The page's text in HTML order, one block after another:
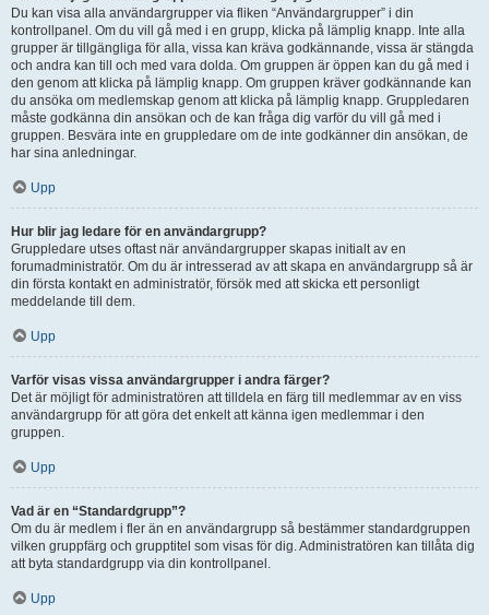
Du kan visa alla användargrupper via fliken “Användargrupper” i din
kontrollpanel. Om du vill gå med i en grupp, klicka på lämplig knapp. Inte alla
grupper är tillgängliga för alla, vissa kan kräva godkännande, vissa är stängda
och andra kan till och med vara dolda. Om gruppen är öppen kan du gå med i
den genom att klicka på lämplig knapp. Om gruppen kräver godkännande kan
du ansöka om medlemskap genom att klicka på lämplig knapp. Gruppledaren
måste godkänna din ansökan och de kan fråga dig varför du vill gå med i
gruppen. Besvära inte en gruppledare om de inte godkänner din ansökan, de
har sina anledningar.
Upp
Hur blir jag ledare för en användargrupp?
Gruppledare utses oftast när användargrupper skapas initialt av en
forumadministratör. Om du är intresserad av att skapa en användargrupp så är
din första kontakt en administratör, försök med att skicka ett personligt
meddelande till dem.
Upp
Varför visas vissa användargrupper i andra färger?
Det är möjligt för administratören att tilldela en färg till medlemmar av en viss
användargrupp för att göra det enkelt att känna igen medlemmar i den
gruppen.
Upp
Vad är en “Standardgrupp”?
Om du är medlem i fler än en användargrupp så bestämmer standardgruppen
vilken gruppfärg och grupptitel som visas för dig. Administratören kan tillåta dig
att byta standardgrupp via din kontrollpanel.
Upp